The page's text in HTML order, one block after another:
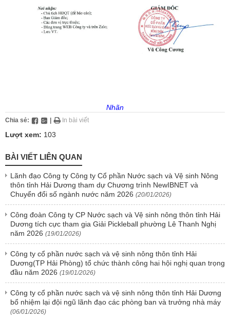
Nhãn
Chia sẻ: | In bài viết
Lượt xem: 103
BÀI VIẾT LIÊN QUAN
Lãnh đạo Công ty Công ty Cổ phần Nước sạch và Vệ sinh Nông
thôn tỉnh Hải Dương tham dự Chương trình NewIBNET và
Chuyển đổi số ngành nước năm 2026 (20/01/2026)
Công đoàn Công ty CP Nước sạch và Vệ sinh nông thôn tỉnh Hải
Dương tích cực tham gia Giải Pickleball phường Lê Thanh Nghị
năm 2026 (19/01/2026)
Công ty cổ phần nước sạch và vệ sinh nông thôn tỉnh Hải
Dương(TP Hải Phòng) tổ chức thành công hai hội nghị quan trọng
đầu năm 2026 (19/01/2026)
Công ty cổ phần nước sạch và vệ sinh nông thôn tỉnh Hải Dương
bổ nhiệm lại đội ngũ lãnh đạo các phòng ban và trưởng nhà máy
(06/01/2026)